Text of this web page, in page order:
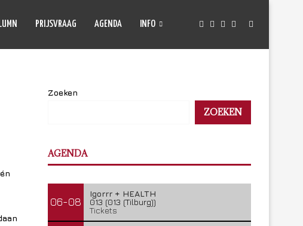
PRIJSVRAAG AGENDA INFO
Zoeken
ZOEKEN
AGENDA
06-08
Igorrr + HEALTH
013 (013 (Tilburg))
Tickets